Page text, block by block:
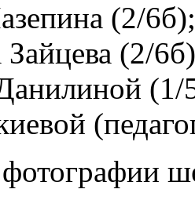
(2/6б);
Зайцева (2/
(1/